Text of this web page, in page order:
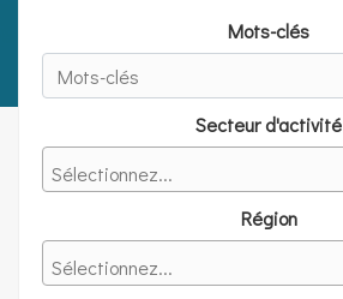
Mots-clés
Secteur d'activité
Région